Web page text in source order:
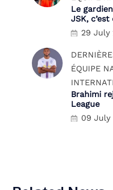
Le
JSK, c’est
29 July
ÉQUIPE
Brahimi
League
09 July